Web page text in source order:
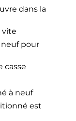
dans la
vite
pour
casse
à neuf
est